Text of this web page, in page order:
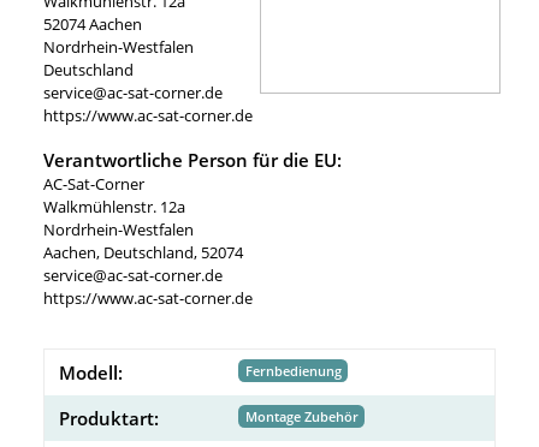
52074 Aachen
Nordrhein-Westfalen
Deutschland
service@ac-sat-corner.de
https://www.ac-sat-corner.de
Verantwortliche Person für die EU:
AC-Sat-Corner
Walkmühlenstr. 12a
Nordrhein-Westfalen
Aachen, Deutschland, 52074
service@ac-sat-corner.de
https://www.ac-sat-corner.de
Modell: Fernbedienung
Produktart: Montage Zubehör